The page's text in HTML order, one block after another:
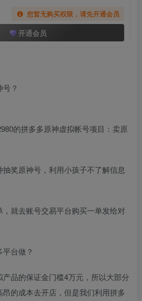
您暂无购买权限，请先开通会员
开通会员
？
奖原神号，利用小孩子不了解信息
就去账号交易平台购买一单发给对
台做？
品的保证金门槛4万元，所以大部分
的成本去开店，但是我们利用拼多